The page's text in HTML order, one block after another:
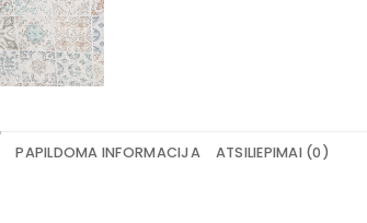
PAPILDOMA INFORMACIJA ATSILIEPIMAI (0)